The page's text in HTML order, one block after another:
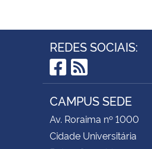
REDES SOCIAIS:
Facebook
RSS
CAMPUS SEDE
Av. Roraima nº 1000
Cidade Universitária